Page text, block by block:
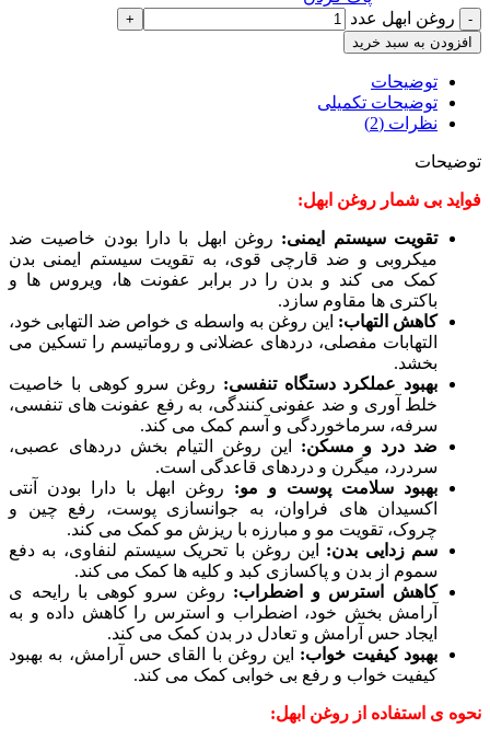
روغن ابهل عدد
افزودن به سبد خرید
توضیحات
توضیحات تکمیلی
نظرات (2)
توضیحات
فواید بی شمار روغن ابهل:
تقویت سیستم ایمنی: روغن ابهل با دارا بودن خاصیت ضد
میکروبی و ضد قارچی قوی، به تقویت سیستم ایمنی بدن
کمک می کند و بدن را در برابر عفونت ها، ویروس ها و
باکتری ها مقاوم سازد.
کاهش التهاب: این روغن به واسطه ی خواص ضد التهابی خود،
التهابات مفصلی، دردهای عضلانی و روماتیسم را تسکین می
بخشد.
بهبود عملکرد دستگاه تنفسی: روغن سرو کوهی با خاصیت
خلط آوری و ضد عفونی کنندگی، به رفع عفونت های تنفسی،
سرفه، سرماخوردگی و آسم کمک می کند.
ضد درد و مسکن: این روغن التیام بخش دردهای عصبی،
سردرد، میگرن و دردهای قاعدگی است.
بهبود سلامت پوست و مو: روغن ابهل با دارا بودن آنتی
اکسیدان های فراوان، به جوانسازی پوست، رفع چین و
چروک، تقویت مو و مبارزه با ریزش مو کمک می کند.
سم زدایی بدن: این روغن با تحریک سیستم لنفاوی، به دفع
سموم از بدن و پاکسازی کبد و کلیه ها کمک می کند.
کاهش استرس و اضطراب: روغن سرو کوهی با رایحه ی
آرامش بخش خود، اضطراب و استرس را کاهش داده و به
ایجاد حس آرامش و تعادل در بدن کمک می کند.
بهبود کیفیت خواب: این روغن با القای حس آرامش، به بهبود
کیفیت خواب و رفع بی خوابی کمک می کند.
نحوه ی استفاده از روغن ابهل: